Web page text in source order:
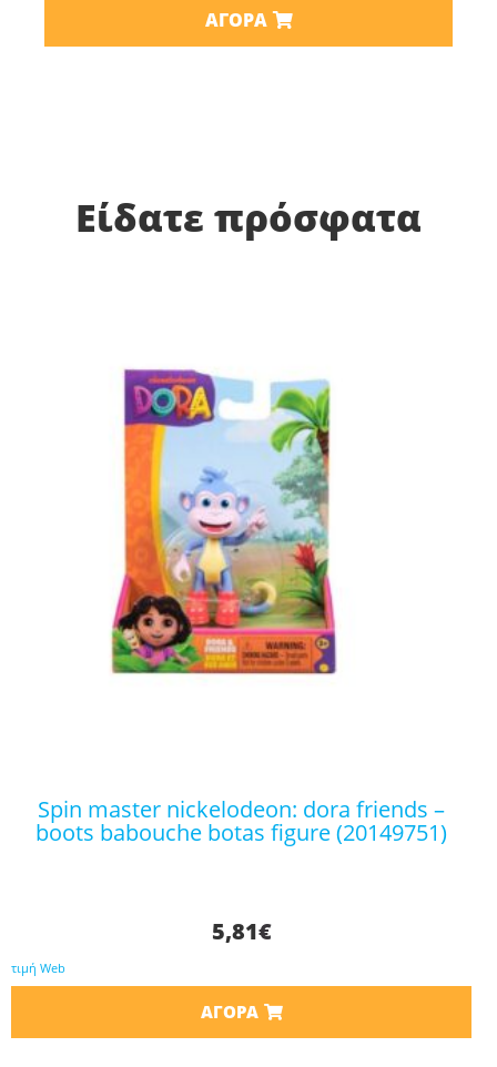
ΑΓΟΡΆ
Είδατε πρόσφατα
spin master nickelodeon: dora friends –
boots babouche botas figure (20149751)
5,81€
τιμή Web
ΑΓΟΡΆ